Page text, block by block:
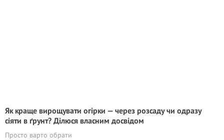
Як краще вирощувати огірки — через розсаду чи одразу
сіяти в ґрунт? Ділюся власним досвідом
Просто варто обрати